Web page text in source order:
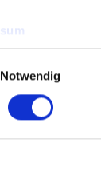
Notwendig
Autohaus GmbH
Domstadt